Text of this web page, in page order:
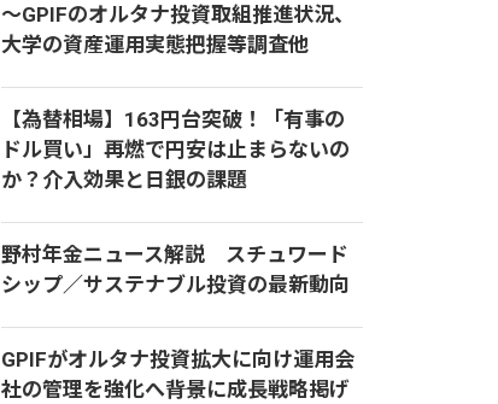
～GPIFのオルタナ投資取組推進状況、
大学の資産運用実態把握等調査他
【為替相場】163円台突破！「有事の
ドル買い」再燃で円安は止まらないの
か？介入効果と日銀の課題
野村年金ニュース解説 スチュワード
シップ／サステナブル投資の最新動向
GPIFがオルタナ投資拡大に向け運用会
社の管理を強化へ――背景に成長戦略掲げ